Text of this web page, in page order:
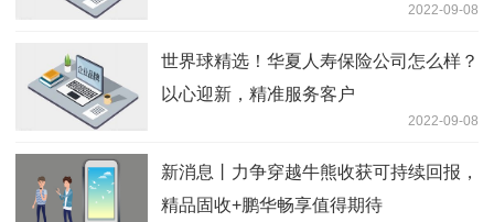
2022-09-08
世界球精选！华夏人寿保险公司怎么样？
以心迎新，精准服务客户
2022-09-08
新消息丨力争穿越牛熊收获可持续回报，
精品固收+鹏华畅享值得期待